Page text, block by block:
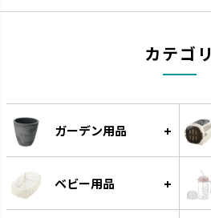
グルー
遊びながらフードをゆっくり食
べられる知遊玩具です。
カテゴリ
ガーデン用品
ベビー用品